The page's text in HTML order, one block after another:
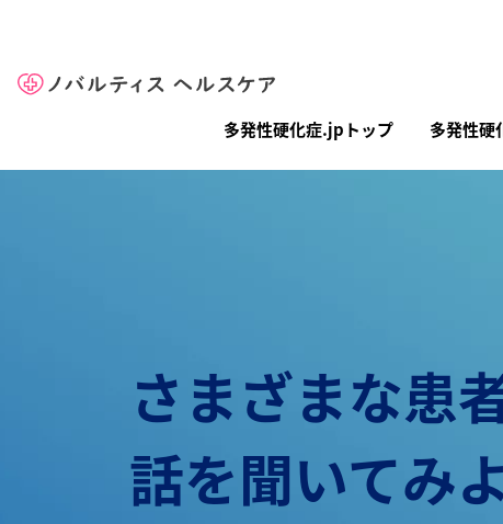
Site Logo
多発性硬化症.jpトップ 多発性硬
さまざまな患
話を聞いてみ